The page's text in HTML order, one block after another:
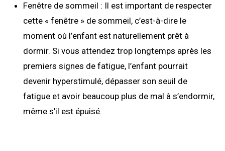
Fenêtre de sommeil : Il est important de respecter
cette « fenêtre » de sommeil, c’est-à-dire le
moment où l’enfant est naturellement prêt à
dormir. Si vous attendez trop longtemps après les
premiers signes de fatigue, l’enfant pourrait
devenir hyperstimulé, dépasser son seuil de
fatigue et avoir beaucoup plus de mal à s’endormir,
même s’il est épuisé.